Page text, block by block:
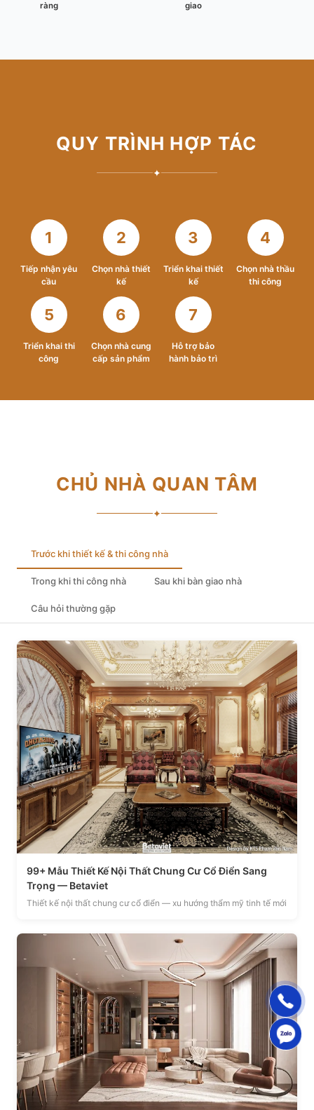
ràng
giao
QUY TRÌNH HỢP TÁC
✦
1
Tiếp nhận yêu
cầu
2
Chọn nhà thiết
kế
3
Triển khai thiết
kế
4
Chọn nhà thầu
thi công
5
Triển khai thi
công
6
Chọn nhà cung
cấp sản phẩm
7
Hỗ trợ bảo
hành bảo trì
CHỦ NHÀ QUAN TÂM
✦
Trước khi thiết kế & thi công nhà
Trong khi thi công nhà Sau khi bàn giao nhà
Câu hỏi thường gặp
99+ Mẫu Thiết Kế Nội Thất Chung Cư Cổ Điển Sang
Trọng — Betaviet
Thiết kế nội thất chung cư cổ điển — xu hướng thẩm mỹ tinh tế mới